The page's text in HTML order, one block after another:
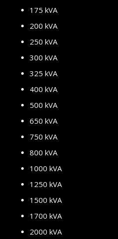
175 kVA
200 kVA
250 kVA
300 kVA
325 kVA
400 kVA
500 kVA
650 kVA
750 kVA
800 kVA
1000 kVA
1250 kVA
1500 kVA
1700 kVA
2000 kVA